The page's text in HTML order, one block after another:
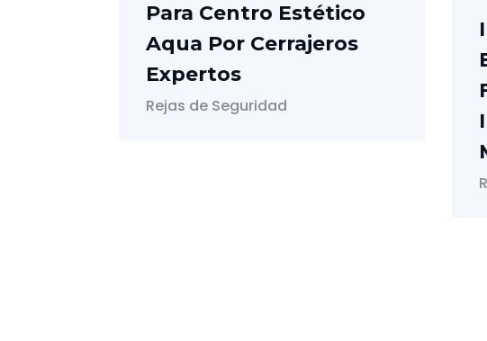
Para Centro Estético
Aqua Por Cerrajeros
Expertos
Rejas de Seguridad